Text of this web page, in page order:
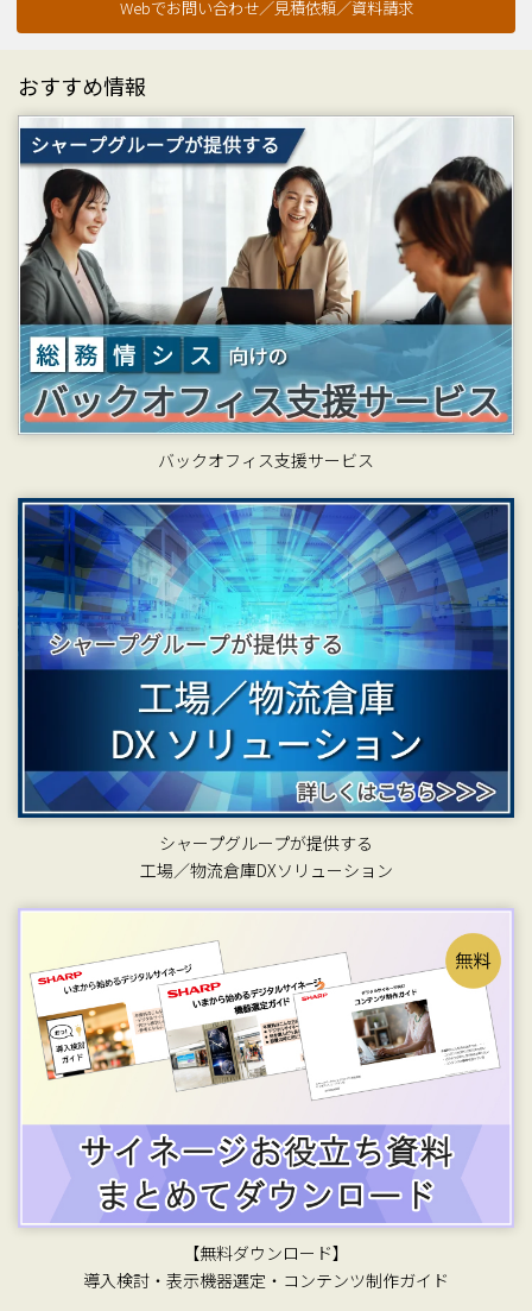
Webでお問い合わせ／見積依頼／資料請求
おすすめ情報
バックオフィス支援サービス
シャープグループが提供する
工場／物流倉庫DXソリューション
【無料ダウンロード】
導入検討・表示機器選定・コンテンツ制作ガイド